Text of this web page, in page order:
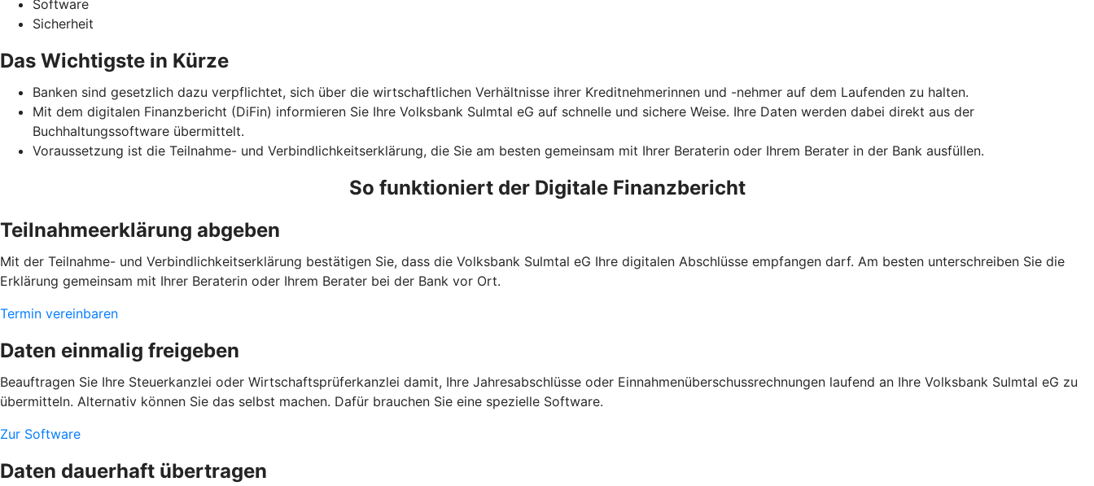
Software
Sicherheit
Das Wichtigste in Kürze
Banken sind gesetzlich dazu verpflichtet, sich über die wirtschaftlichen Verhältnisse ihrer Kreditnehmerinnen und -nehmer auf dem Laufenden zu halten.
Mit dem digitalen Finanzbericht (DiFin) informieren Sie Ihre Volksbank Sulmtal eG auf schnelle und sichere Weise. Ihre Daten werden dabei direkt aus der
Buchhaltungssoftware übermittelt.
Voraussetzung ist die Teilnahme- und Verbindlichkeitserklärung, die Sie am besten gemeinsam mit Ihrer Beraterin oder Ihrem Berater in der Bank ausfüllen.
So funktioniert der Digitale Finanzbericht
Teilnahmeerklärung abgeben
Mit der Teilnahme- und Verbindlichkeitserklärung bestätigen Sie, dass die Volksbank Sulmtal eG Ihre digitalen Abschlüsse empfangen darf. Am besten unterschreiben Sie die
Erklärung gemeinsam mit Ihrer Beraterin oder Ihrem Berater bei der Bank vor Ort.
Termin vereinbaren
Daten einmalig freigeben
Beauftragen Sie Ihre Steuerkanzlei oder Wirtschaftsprüferkanzlei damit, Ihre Jahresabschlüsse oder Einnahmenüberschussrechnungen laufend an Ihre Volksbank Sulmtal eG zu
übermitteln. Alternativ können Sie das selbst machen. Dafür brauchen Sie eine spezielle Software.
Zur Software
Daten dauerhaft übertragen